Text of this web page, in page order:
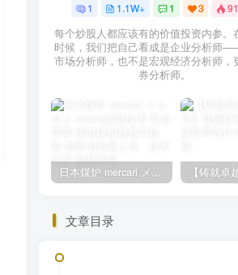
1 1.1W+ 1 3
每个炒股人都应该有的价值投资内参。
时候，我们把自己看成是企业分析师
市场分析师，也不是宏观经济分析师，
券分析师。
日本煤炉 mercari メルカリ cookie提取技术 安卓 苹果 雷电模拟器都可提取,指纹浏览器上号。技术支持
文章目录